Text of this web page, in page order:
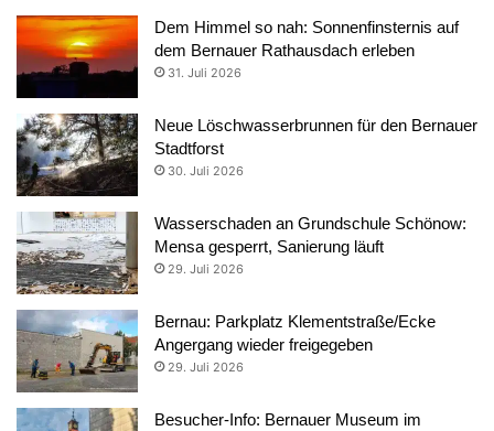
Dem Himmel so nah: Sonnenfinsternis auf
dem Bernauer Rathausdach erleben
31. Juli 2026
Neue Löschwasserbrunnen für den Bernauer
Stadtforst
30. Juli 2026
Wasserschaden an Grundschule Schönow:
Mensa gesperrt, Sanierung läuft
29. Juli 2026
Bernau: Parkplatz Klementstraße/Ecke
Angergang wieder freigegeben
29. Juli 2026
Besucher-Info: Bernauer Museum im